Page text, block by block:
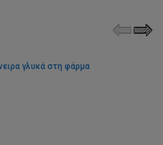
γλυκά στη φάρμα